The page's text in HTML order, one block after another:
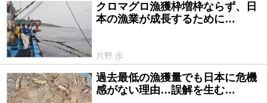
2026/07/27
クロマグロ漁獲枠増枠ならず、日
本の漁業が成長するために…
片野 歩
2026/06/24
過去最低の漁獲量でも日本に危機
感がない理由…誤解を生む…